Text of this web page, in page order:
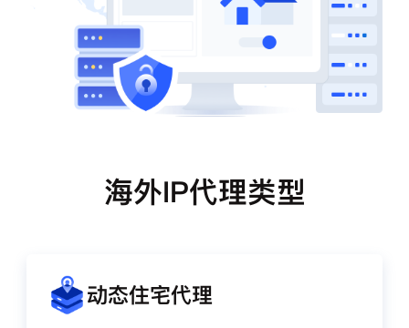
海外IP代理类型
动态住宅代理